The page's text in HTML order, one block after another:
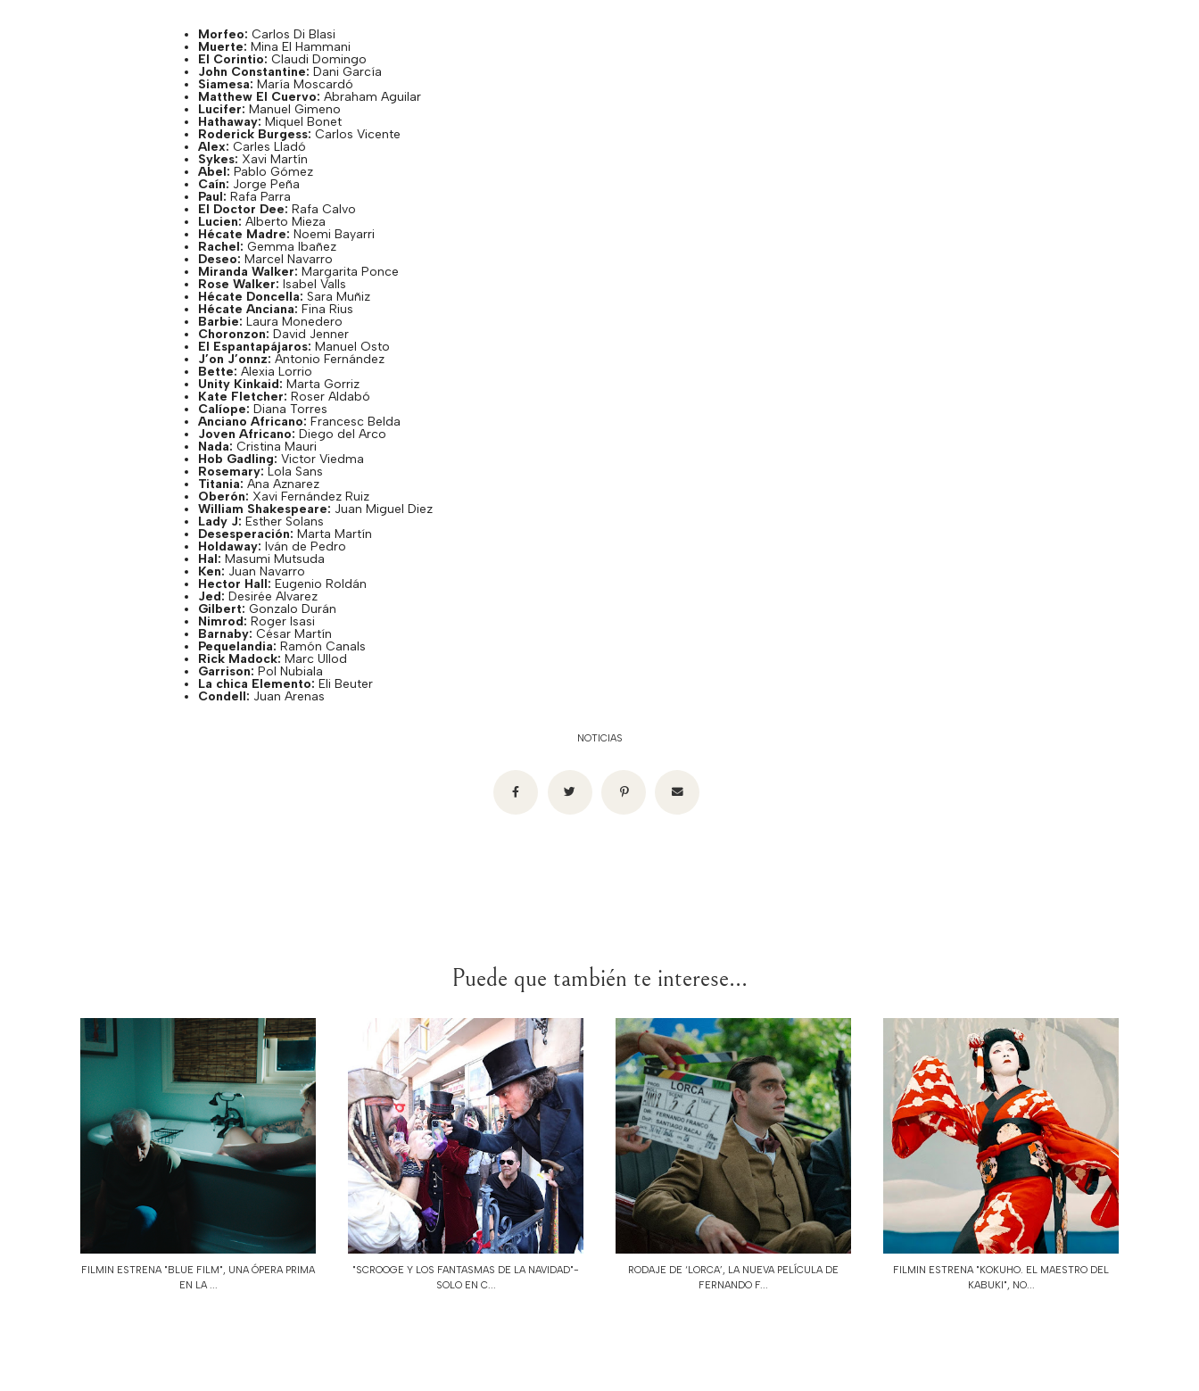
Morfeo: Carlos Di Blasi
Muerte: Mina El Hammani
El Corintio: Claudi Domingo
John Constantine: Dani García
Siamesa: María Moscardó
Matthew El Cuervo: Abraham Aguilar
Lucifer: Manuel Gimeno
Hathaway: Miquel Bonet
Roderick Burgess: Carlos Vicente
Alex: Carles Lladó
Sykes: Xavi Martín
Abel: Pablo Gómez
Caín: Jorge Peña
Paul: Rafa Parra
El Doctor Dee: Rafa Calvo
Lucien: Alberto Mieza
Hécate Madre: Noemi Bayarri
Rachel: Gemma Ibañez
Deseo: Marcel Navarro
Miranda Walker: Margarita Ponce
Rose Walker: Isabel Valls
Hécate Doncella: Sara Muñiz
Hécate Anciana: Fina Rius
Barbie: Laura Monedero
Choronzon: David Jenner
El Espantapájaros: Manuel Osto
J’on J’onnz: Antonio Fernández
Bette: Alexia Lorrio
Unity Kinkaid: Marta Gorriz
Kate Fletcher: Roser Aldabó
Calíope: Diana Torres
Anciano Africano: Francesc Belda
Joven Africano: Diego del Arco
Nada: Cristina Mauri
Hob Gadling: Victor Viedma
Rosemary: Lola Sans
Titania: Ana Aznarez
Oberón: Xavi Fernández Ruiz
William Shakespeare: Juan Miguel Diez
Lady J: Esther Solans
Desesperación: Marta Martín
Holdaway: Iván de Pedro
Hal: Masumi Mutsuda
Ken: Juan Navarro
Hector Hall: Eugenio Roldán
Jed: Desirée Alvarez
Gilbert: Gonzalo Durán
Nimrod: Roger Isasi
Barnaby: César Martín
Pequelandia: Ramón Canals
Rick Madock: Marc Ullod
Garrison: Pol Nubiala
La chica Elemento: Eli Beuter
Condell: Juan Arenas
NOTICIAS
Puede que también te interese...
FILMIN ESTRENA "BLUE FILM", UNA ÓPERA PRIMA
EN LA ...
"SCROOGE Y LOS FANTASMAS DE LA NAVIDAD"-
SOLO EN C...
RODAJE DE ‘LORCA’, LA NUEVA PELÍCULA DE
FERNANDO F...
FILMIN ESTRENA "KOKUHO. EL MAESTRO DEL
KABUKI", NO...